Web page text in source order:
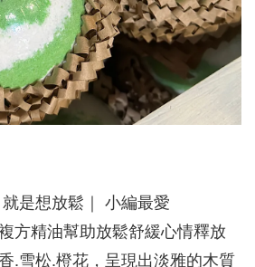
是想放鬆｜ 小編最愛
方精油幫助放鬆舒緩心情釋放
.雪松.橙花，呈現出淡雅的木質